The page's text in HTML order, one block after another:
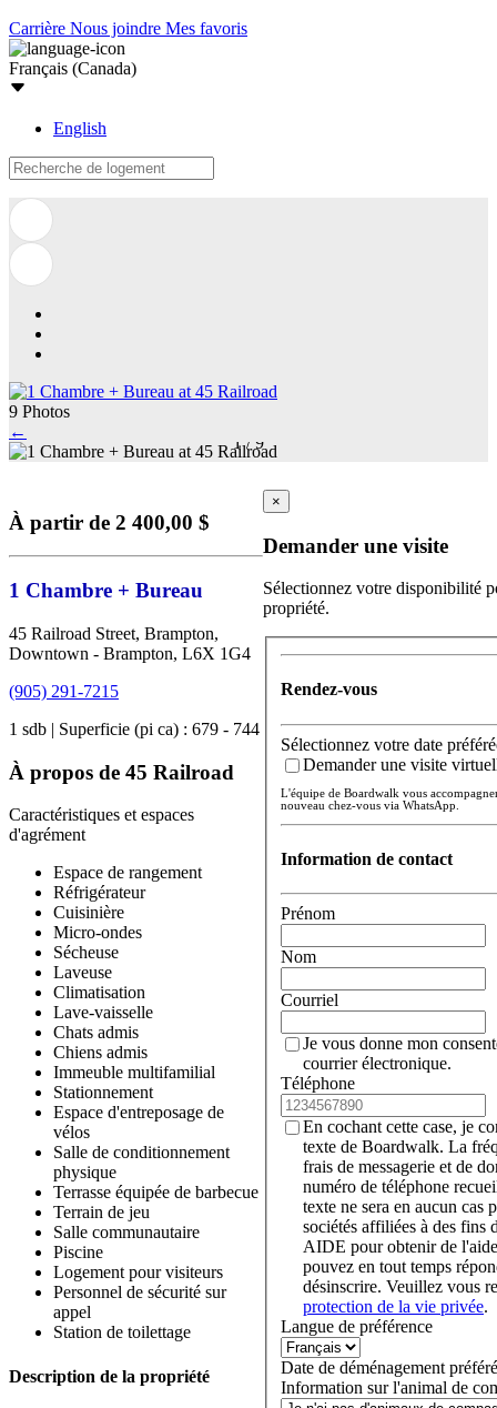
Carrière Nous joindre Mes favoris
Français (Canada)
English
9 Photos
←
1/ 9
À partir de 2 400,00 $
1 Chambre + Bureau
45 Railroad Street, Brampton,
Downtown - Brampton, L6X 1G4
(905) 291-7215
1 sdb | Superficie (pi ca) : 679 - 744
À propos de 45 Railroad
Caractéristiques et espaces
d'agrément
Espace de rangement
Réfrigérateur
Cuisinière
Micro-ondes
Sécheuse
Laveuse
Climatisation
Lave-vaisselle
Chats admis
Chiens admis
Immeuble multifamilial
Stationnement
Espace d'entreposage de
vélos
Salle de conditionnement
physique
Terrasse équipée de barbecue
Terrain de jeu
Salle communautaire
Piscine
Logement pour visiteurs
Personnel de sécurité sur
appel
Station de toilettage
Description de la propriété
×
Demander une visite
Sélectionnez votre disponibilité
propriété.
Rendez-vous
Sélectionnez votre date
Demander une visite
L'équipe de Boardwalk vous
nouveau chez-vous via WhatsApp.
Information de contact
Prénom
Nom
Courriel
Je vous donne mon
courrier électronique.
Téléphone
En cochant cette case, je
texte de Boardwalk. La
frais de messagerie et de
numéro de téléphone
texte ne sera en aucun cas
sociétés affiliées à des fins
AIDE pour obtenir de
pouvez en tout temps
désinscrire. Veuillez vous
protection de la vie privée.
Langue de préférence
Date de déménagement
Information sur l'animal de